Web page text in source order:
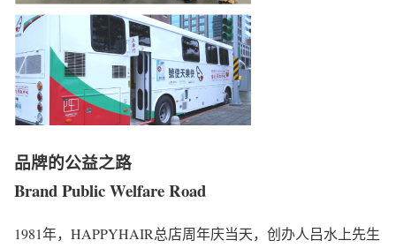
品牌的公益之路
Brand Public Welfare Road
1981年，HAPPYHAIR总店周年庆当天，创办人吕水上先生